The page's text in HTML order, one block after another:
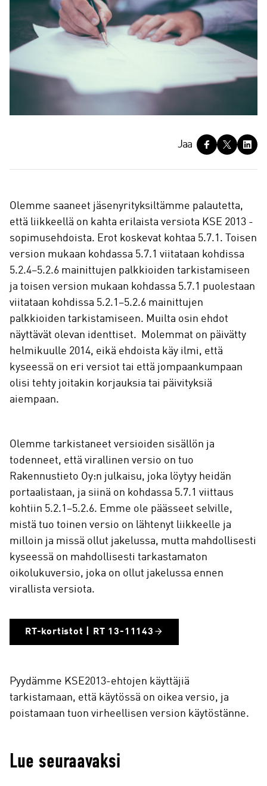
a
Jaa
Olemme saaneet jäsenyrityksiltämme palautetta,
että liikkeellä on kahta erilaista versiota KSE 2013 -
sopimusehdoista. Erot koskevat kohtaa 5.7.1. Toisen
version mukaan kohdassa 5.7.1 viitataan kohdissa
5.2.4–5.2.6 mainittujen palkkioiden tarkistamiseen
ja toisen version mukaan kohdassa 5.7.1 puolestaan
viitataan kohdissa 5.2.1−5.2.6 mainittujen
palkkioiden tarkistamiseen. Muilta osin ehdot
näyttävät olevan identtiset. Molemmat on päivätty
helmikuulle 2014, eikä ehdoista käy ilmi, että
kyseessä on eri versiot tai että jompaankumpaan
olisi tehty joitakin korjauksia tai päivityksiä
aiempaan.
Olemme tarkistaneet versioiden sisällön ja
todenneet, että virallinen versio on tuo
Rakennustieto Oy:n julkaisu, joka löytyy heidän
portaalistaan, ja siinä on kohdassa 5.7.1 viittaus
kohtiin 5.2.1–5.2.6. Emme ole päässeet selville,
mistä tuo toinen versio on lähtenyt liikkeelle ja
milloin ja missä ollut jakelussa, mutta mahdollisesti
kyseessä on mahdollisesti tarkastamaton
oikolukuversio, joka on ollut jakelussa ennen
virallista versiota.
RT-kortistot | RT 13-11143
Pyydämme KSE2013-ehtojen käyttäjiä
tarkistamaan, että käytössä on oikea versio, ja
poistamaan tuon virheellisen version käytöstänne.
Lue seuraavaksi